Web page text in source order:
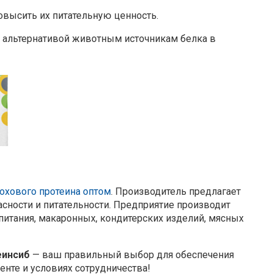
их питательную ценность.
животным источникам белка в
протеина оптом. Производитель предлагает
и питательности. Предприятие производит
макаронных, кондитерских изделий, мясных
— ваш правильный выбор для обеспечения
и условиях сотрудничества!